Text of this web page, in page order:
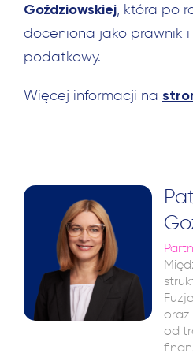
Goździowskiej, która po
doceniona jako prawnik
podatkowy.
Więcej informacji na
oraz
od